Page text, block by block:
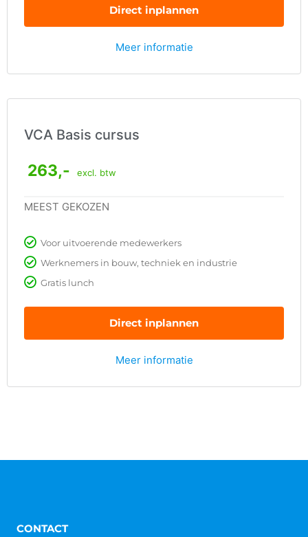
Direct inplannen
Meer informatie
VCA Basis cursus
263,- excl. btw
MEEST GEKOZEN
Voor uitvoerende medewerkers
Werknemers in bouw, techniek en industrie
Gratis lunch
Direct inplannen
Meer informatie
CONTACT